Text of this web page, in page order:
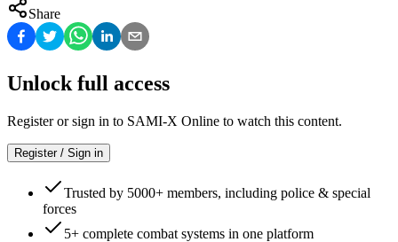
Share
Unlock full access
Register or sign in to SAMI-X Online to watch this content.
Register / Sign in
Trusted by 5000+ members, including police & special
forces
5+ complete combat systems in one platform